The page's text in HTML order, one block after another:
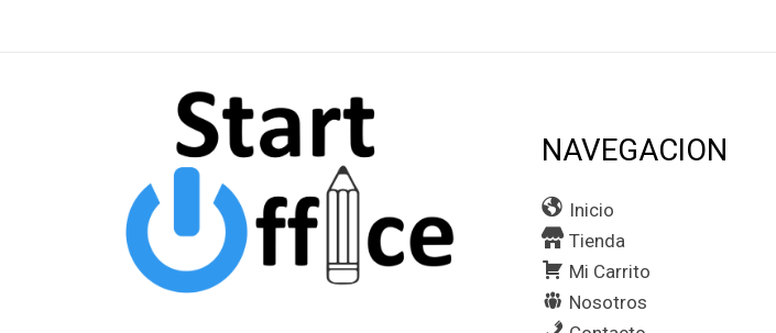
NAVEGACION
Inicio
Tienda
Mi Carrito
Nosotros